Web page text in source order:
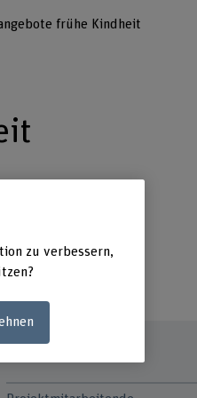
frühe Kindheit
zu verbessern,